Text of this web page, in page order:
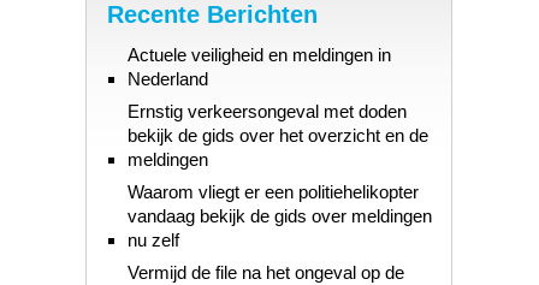
Recente Berichten
Actuele veiligheid en meldingen in
Nederland
Ernstig verkeersongeval met doden
bekijk de gids over het overzicht en de
meldingen
Waarom vliegt er een politiehelikopter
vandaag bekijk de gids over meldingen
nu zelf
Vermijd de file na het ongeval op de